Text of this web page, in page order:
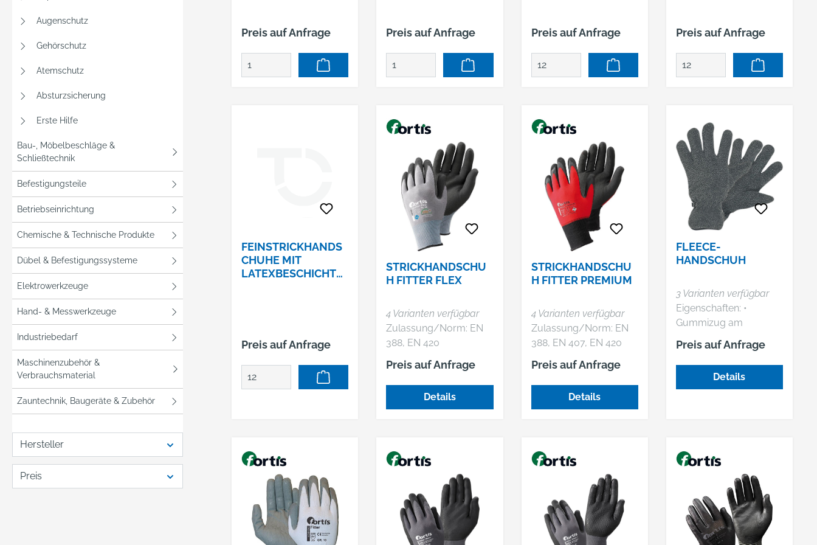
Augenschutz
Gehörschutz
Atemschutz
Absturzsicherung
Erste Hilfe
Bau-, Möbelbeschläge &
Schließtechnik
Befestigungsteile
Betriebseinrichtung
Chemische & Technische Produkte
Dübel & Befestigungssysteme
Elektrowerkzeuge
Hand- & Messwerkzeuge
Industriebedarf
Maschinenzubehör &
Verbrauchsmaterial
Zauntechnik, Baugeräte & Zubehör
Hersteller
Preis
Preis auf Anfrage Preis auf Anfrage Preis auf Anfrage Preis auf Anfrage
FEINSTRICKHANDS
CHUHE MIT
LATEXBESCHICHTU
Preis auf Anfrage
STRICKHANDSCHU
H FITTER FLEX
4 Varianten verfügbar
Zulassung/Norm: EN
388, EN 420
Eigenschaften: • Gegen
mechanische Risiken •
Beschichtung
besonders
Sehr gute Passform
und Griffsicherheit
Anwendungsbereiche:
ideal für alle Arbeiten
mit hohen
Anforderungen an das
Preis auf Anfrage
Details
STRICKHANDSCHU
H FITTER PREMIUM
4 Varianten verfügbar
Zulassung/Norm: EN
388, EN 407, EN 420
Eigenschaften: • Hohe
Abriebfestigkeit • Sehr
gute Passform und
Griffsicherheit •
atmungsaktiv • Gutes
Tastgefühl durch
Mikroschaum
Anwendungsbereiche:
ideal für alle Arbeiten
mit hohen
Preis auf Anfrage
Details
FLEECE-
HANDSCHUH
3 Varianten verfügbar
Eigenschaften: •
Gummizug am
Handgelenk • Bequem
geschnittener
Fingerhandschuh
Material: Obermaterial:
Wattierung: 65 %
Polypropylen, 35 %
Polyester Farbe: grau
Preis auf Anfrage
Details